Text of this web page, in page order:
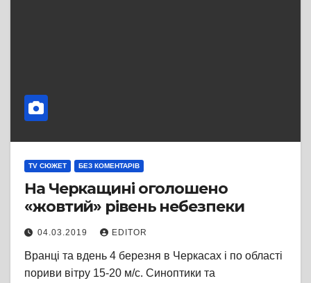
TV СЮЖЕТ БЕЗ КОМЕНТАРІВ
На Черкащині оголошено
«жовтий» рівень небезпеки
04.03.2019 EDITOR
Вранці та вдень 4 березня в Черкасах і по області
пориви вітру 15-20 м/с. Синоптики та